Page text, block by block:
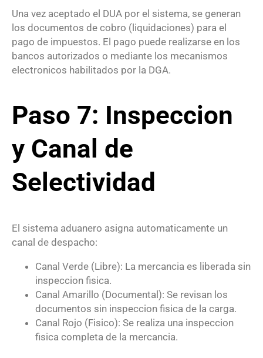
Una vez aceptado el DUA por el sistema, se generan
los documentos de cobro (liquidaciones) para el
pago de impuestos. El pago puede realizarse en los
bancos autorizados o mediante los mecanismos
electronicos habilitados por la DGA.
Paso 7: Inspeccion
y Canal de
Selectividad
El sistema aduanero asigna automaticamente un
canal de despacho:
Canal Verde (Libre): La mercancia es liberada sin
inspeccion fisica.
Canal Amarillo (Documental): Se revisan los
documentos sin inspeccion fisica de la carga.
Canal Rojo (Fisico): Se realiza una inspeccion
fisica completa de la mercancia.